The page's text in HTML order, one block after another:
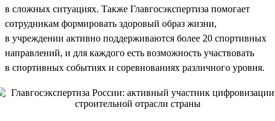
в сложных ситуациях. Также Главгосэкспертиза помогает
сотрудникам формировать здоровый образ жизни,
в учреждении активно поддерживаются более 20 спортивных
направлений, и для каждого есть возможность участвовать
в спортивных событиях и соревнованиях различного уровня.